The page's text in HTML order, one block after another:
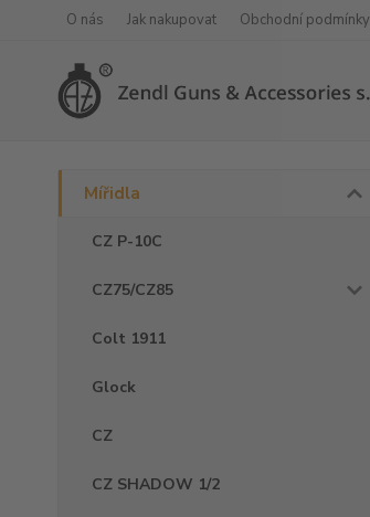
O nás Jak nakupovat Obchodní podmínky
Mířidla
CZ P-10C
CZ75/CZ85
Colt 1911
Glock
CZ
CZ SHADOW 1/2